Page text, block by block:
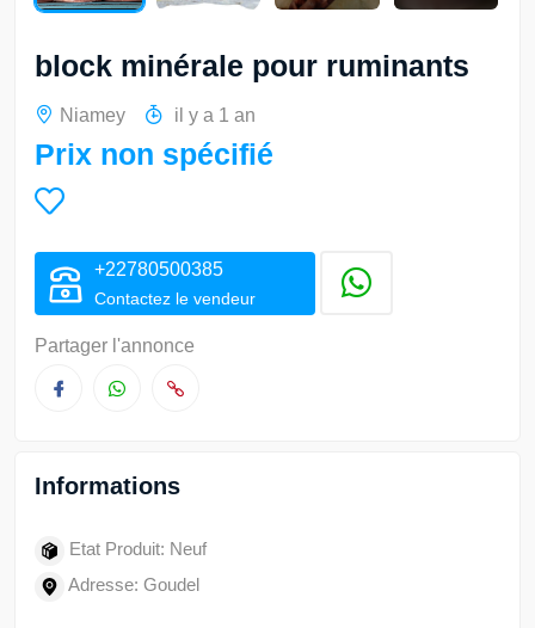
block minérale pour ruminants
Niamey il y a 1 an
Prix non spécifié
+22780500385
Contactez le vendeur
Partager l'annonce
Informations
Etat Produit: Neuf
Adresse: Goudel